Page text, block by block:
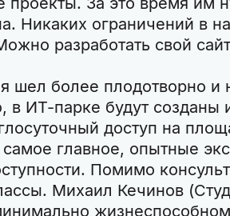
Никаких ограничений в
разработать свой
шел более плодотворно и
в ИТ-парке будут созданы
доступ на
главное, опытные
Помимо
Михаил Кечинов